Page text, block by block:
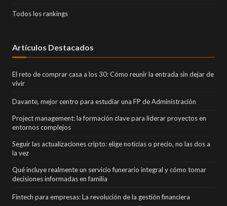
Todos los rankings
Artículos Destacados
El reto de comprar casa a los 30: Cómo reunir la entrada sin dejar de
vivir
Davante, mejor centro para estudiar una FP de Administración
Project management: la formación clave para liderar proyectos en
entornos complejos
Seguir las actualizaciones cripto: elige noticias o precio, no las dos a
la vez
Qué incluye realmente un servicio funerario integral y cómo tomar
decisiones informadas en familia
Fintech para empresas: La revolución de la gestión financiera